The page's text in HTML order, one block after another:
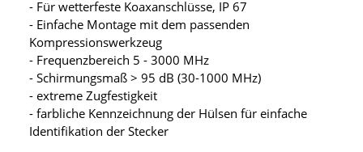
- Für wetterfeste Koaxanschlüsse, IP 67
- Einfache Montage mit dem passenden
Kompressionswerkzeug
- Frequenzbereich 5 - 3000 MHz
- Schirmungsmaß > 95 dB (30-1000 MHz)
- extreme Zugfestigkeit
- farbliche Kennzeichnung der Hülsen für einfache
Identifikation der Stecker